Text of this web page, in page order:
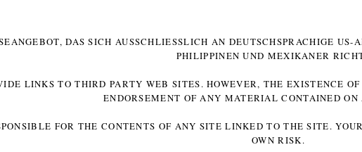
DAS SICH AUSSCHLIESSLICH AN DEUTSCHSPRACHIGE US-
HILIPPINEN UND MEXIKANER
LINKS TO THIRD PARTY WEB SITES. HOWEVER, THE EXISTENCE
ENDORSEMENT OF ANY MATERIAL CONTAINED
FOR THE CONTENTS OF ANY SITE LINKED TO THE SITE.
OWN RISK.